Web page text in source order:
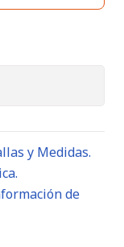
y Medidas.
de